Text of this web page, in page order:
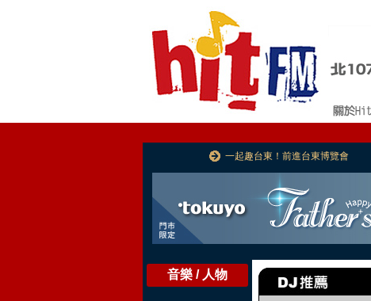
一起趣台東！前進台東博覽會
音樂 / 人物